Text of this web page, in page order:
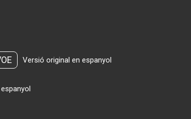
Versió original en espanyol